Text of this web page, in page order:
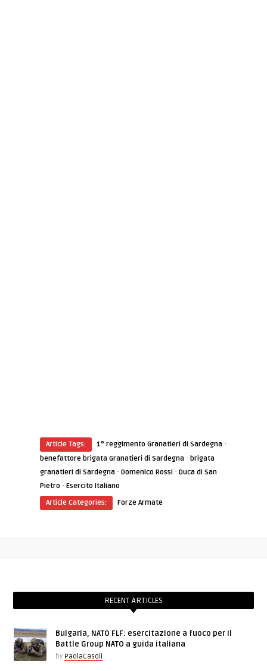
Article Tags: 1° reggimento Granatieri di Sardegna ·
benefattore brigata Granatieri di Sardegna ·brigata
granatieri di Sardegna ·Domenico Rossi ·Duca di San
Pietro ·Esercito Italiano
Article Categories:
Forze Armate
RECENT ARTICLES
Bulgaria, NATO FLF: esercitazione a fuoco per il
Battle Group NATO a guida italiana
by PaolaCasoli